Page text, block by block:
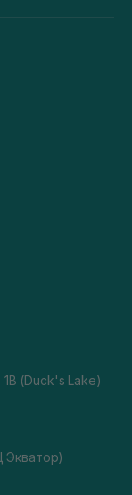
(Duck's Lake)
Экватор)